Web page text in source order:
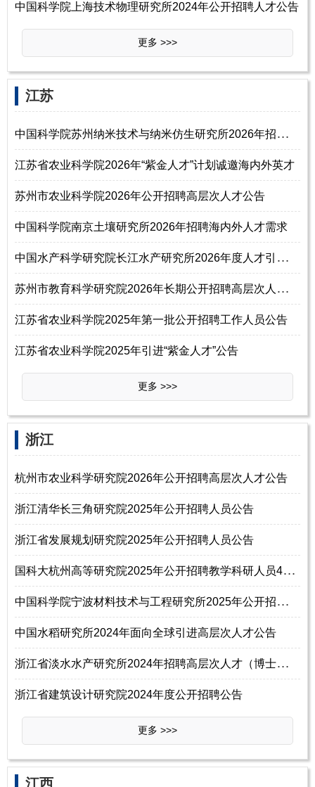
中国科学院上海技术物理研究所2024年公开招聘人才公告
更多 >>>
江苏
中
国科学院苏州纳米技术与纳米仿生研究所2026年招聘高层次人才启事
江苏省农业科学院2026年“紫金人才”计划诚邀海内外英才
苏州市农业科学院2026年公开招聘高层次人才公告
中国科学院南京土壤研究所2026年招聘海内外人才需求
中
国水产科学研究院长江水产研究所2026年度人才引进公告
苏
州市教育科学研究院2026年长期公开招聘高层次人才公告
江苏省农业科学院2025年第一批公开招聘工作人员公告
江苏省农业科学院2025年引进“紫金人才”公告
更多 >>>
浙江
杭州市农业科学研究院2026年公开招聘高层次人才公告
浙江清华长三角研究院2025年公开招聘人员公告
浙江省发展规划研究院2025年公开招聘人员公告
国
科大杭州高等研究院2025年公开招聘教学科研人员40名公告
中
国科学院宁波材料技术与工程研究所2025年公开招聘高层次人才公告
中国水稻研究所2024年面向全球引进高层次人才公告
浙
江省淡水水产研究所2024年招聘高层次人才（博士）公告
浙江省建筑设计研究院2024年度公开招聘公告
更多 >>>
江西